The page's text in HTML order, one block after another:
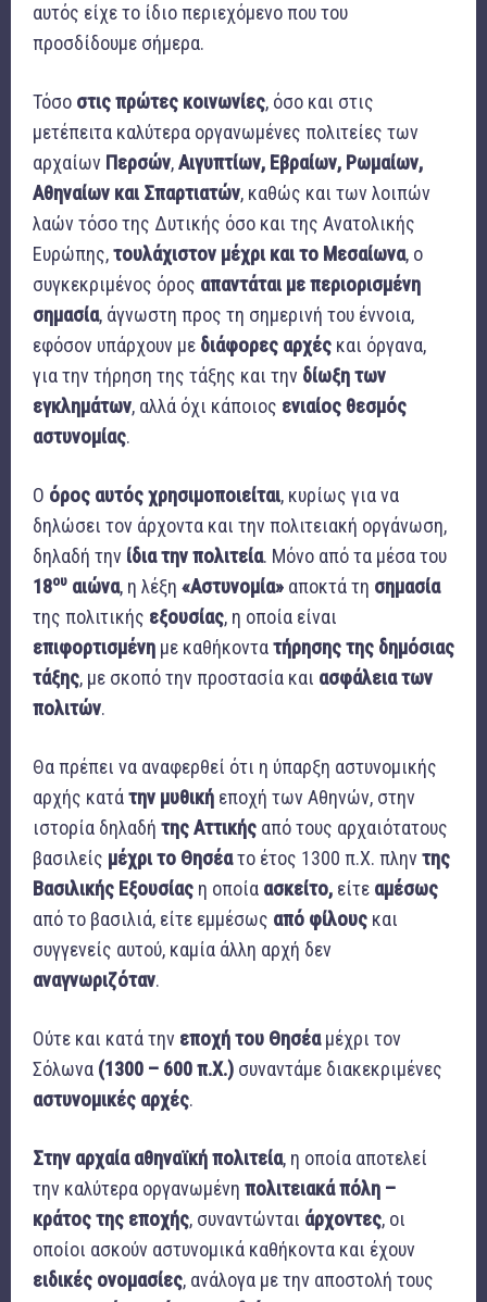
αυτός είχε το ίδιο περιεχόμενο που του
προσδίδουμε σήμερα.
Τόσο στις πρώτες κοινωνίες, όσο και στις
μετέπειτα καλύτερα οργανωμένες πολιτείες των
αρχαίων Περσών,Αιγυπτίων, Εβραίων, Ρωμαίων,
Αθηναίων και Σπαρτιατών, καθώς και των λοιπών
λαών τόσο της Δυτικής όσο και της Ανατολικής
Ευρώπης,τουλάχιστον μέχρι και το Μεσαίωνα, ο
συγκεκριμένος όρος απαντάται με περιορισμένη
σημασία, άγνωστη προς τη σημερινή του έννοια,
εφόσον υπάρχουν με διάφορες αρχές και όργανα,
για την τήρηση της τάξης και την δίωξη των
εγκλημάτων, αλλά όχι κάποιος ενιαίος θεσμός
αστυνομίας.
Ο όρος αυτός χρησιμοποιείται, κυρίως για να
δηλώσει τον άρχοντα και την πολιτειακή οργάνωση,
δηλαδή την ίδια την πολιτεία. Μόνο από τα μέσα του
18ου αιώνα, η λέξη «Αστυνομία» αποκτά τη σημασία
της πολιτικής εξουσίας, η οποία είναι
επιφορτισμένη με καθήκοντατήρησης της δημόσιας
τάξης, με σκοπό την προστασία και ασφάλεια των
πολιτών.
Θα πρέπει να αναφερθεί ότι η ύπαρξη αστυνομικής
αρχής κατάτην μυθική εποχή των Αθηνών, στην
ιστορία δηλαδή της Αττικής από τους αρχαιότατους
βασιλείς μέχρι το Θησέατο έτος 1300 π.Χ. πλην της
Βασιλικής Εξουσίας η οποία ασκείτο, είτε αμέσως
από το βασιλιά, είτε εμμέσως από φίλους και
συγγενείς αυτού, καμία άλλη αρχή δεν
αναγνωριζόταν.
Ούτε και κατά την εποχή του Θησέαμέχρι τον
Σόλωνα (1300 – 600 π.Χ.) συναντάμε διακεκριμένες
αστυνομικές αρχές.
Στην αρχαία αθηναϊκή πολιτεία, η οποία αποτελεί
την καλύτερα οργανωμένη πολιτειακά πόλη –
κράτοςτης εποχής, συναντώνται άρχοντες, οι
οποίοι ασκούν αστυνομικά καθήκοντα και έχουν
ειδικές ονομασίες, ανάλογα με την αποστολή τους